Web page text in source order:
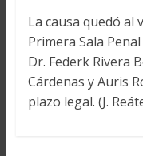
La causa quedó al
Primera Sala
Dr. Federk Rivera
Cárdenas y Auris
plazo legal. (J.